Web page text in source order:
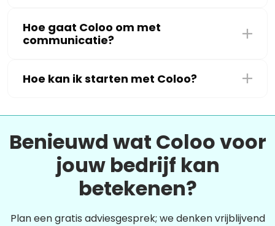
Hoe gaat Coloo om met
communicatie?
Hoe kan ik starten met Coloo?
Benieuwd wat Coloo voor
jouw bedrijf kan
betekenen?
Plan een gratis adviesgesprek; we denken vrijblijvend